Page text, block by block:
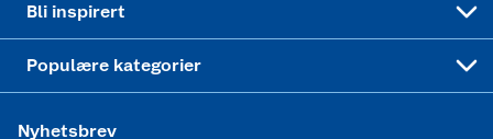
Bli inspirert
Populære kategorier
Nyhetsbrev